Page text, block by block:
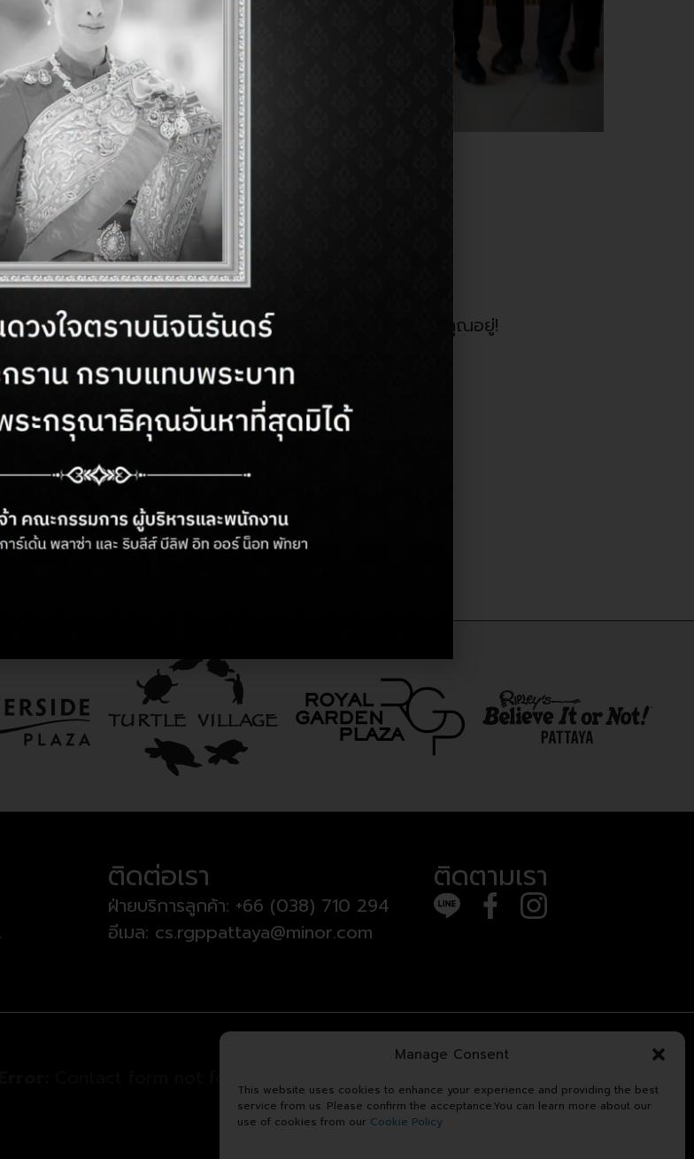
Manage Consent
This website uses cookies to enhance your experience and providing the best
service from us. Please confirm the acceptance.You can learn more about our
use of cookies from our Cookie Policy
ในพัทยา ที่ Royal Garden Plaza Pattaya
2569 เป็นต้นไปพร้อมโปรโมชันพิเศษฉลองการเปิดร้านที่รอคุณอยู่!
ยม
ติดต่อเรา
ฝ่ายบริการลูกค้า: +66 (038) 710 294
อีเมล: cs.rgppattaya@minor.com
ติดตามเรา